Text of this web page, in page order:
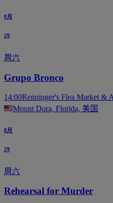
8月
29
周六
Grupo Bronco
14:00Renninger's Flea Market &
Mount Dora, Florida, 美国
8月
29
周六
Rehearsal for Murder